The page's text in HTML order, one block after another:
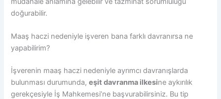
doğurabilir.
Maaş haczi nedeniyle işveren bana farklı davranırsa ne
yapabilirim?
İşverenin maaş haczi nedeniyle ayrımcı davranışlarda
bulunması durumunda,eşit davranma ilkesine aykırılık
gerekçesiyle İş Mahkemesi’ne başvurabilirsiniz. Bu tip